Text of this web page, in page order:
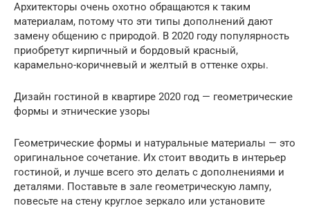
Архитекторы очень охотно обращаются к таким
материалам, потому что эти типы дополнений дают
замену общению с природой. В 2020 году популярность
приобретут кирпичный и бордовый красный,
карамельно-коричневый и желтый в оттенке охры.
Дизайн гостиной в квартире 2020 год — геометрические
формы и этнические узоры
Геометрические формы и натуральные материалы — это
оригинальное сочетание. Их стоит вводить в интерьер
гостиной, и лучше всего это делать с дополнениями и
деталями. Поставьте в зале геометрическую лампу,
повесьте на стену круглое зеркало или установите